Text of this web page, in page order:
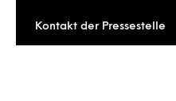
Kontakt der Pressestelle